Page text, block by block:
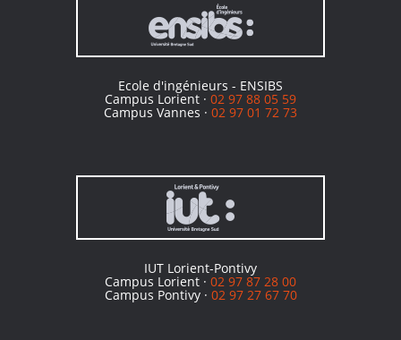
Ecole d'ingénieurs - ENSIBS
Campus Lorient · 02 97 88 05 59
Campus Vannes · 02 97 01 72 73
IUT Lorient-Pontivy
Campus Lorient · 02 97 87 28 00
Campus Pontivy · 02 97 27 67 70